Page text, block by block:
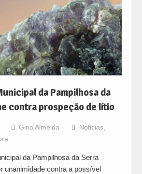
da Pampilhosa da
contra prospeção de lítio
Gina Almeida Noticias,
da Pampilhosa da Serra
unanimidade contra a possível